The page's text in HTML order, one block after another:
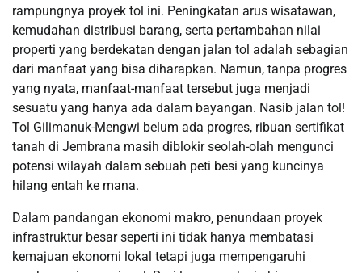
rampungnya proyek tol ini. Peningkatan arus wisatawan,
kemudahan distribusi barang, serta pertambahan nilai
properti yang berdekatan dengan jalan tol adalah sebagian
dari manfaat yang bisa diharapkan. Namun, tanpa progres
yang nyata, manfaat-manfaat tersebut juga menjadi
sesuatu yang hanya ada dalam bayangan. Nasib jalan tol!
Tol Gilimanuk-Mengwi belum ada progres, ribuan sertifikat
tanah di Jembrana masih diblokir seolah-olah mengunci
potensi wilayah dalam sebuah peti besi yang kuncinya
hilang entah ke mana.
Dalam pandangan ekonomi makro, penundaan proyek
infrastruktur besar seperti ini tidak hanya membatasi
kemajuan ekonomi lokal tetapi juga mempengaruhi